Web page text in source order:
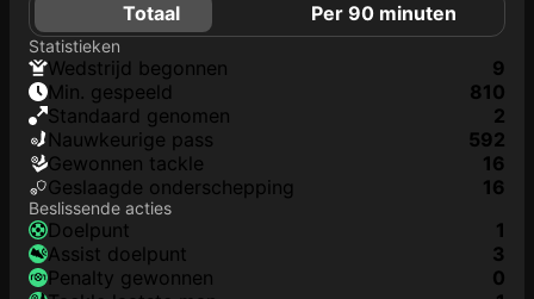
Totaal Per 90 minuten
Statistieken
wedstrijd begonnen
9
min. gespeeld
810
Standaard genomen
2
nauwkeurige pass
592
gewonnen tackle
16
geslaagde onderschepping
16
Beslissende acties
doelpunt
1
assist doelpunt
3
penalty gewonnen
0